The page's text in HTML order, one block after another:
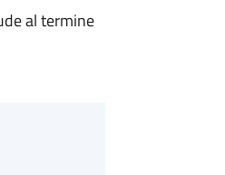
al termine